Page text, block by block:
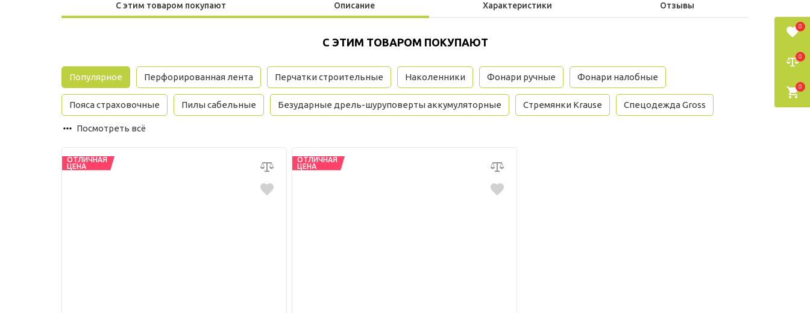
С этим товаром покупают Описание Характеристики Отзывы
С ЭТИМ ТОВАРОМ ПОКУПАЮТ
Популярное Перфорированная лента Перчатки строительные Наколенники Фонари ручные Фонари налобные
Пояса страховочные Пилы сабельные Безударные дрель-шуруповерты аккумуляторные Стремянки Krause Спецодежда Gross
Посмотреть всё
ОТЛИЧНАЯ
ЦЕНА
ОТЛИЧНАЯ
ЦЕНА
0
0
0